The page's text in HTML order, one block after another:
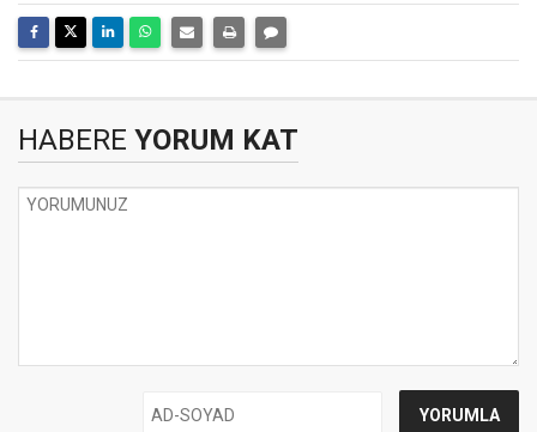
HABERE YORUM KAT